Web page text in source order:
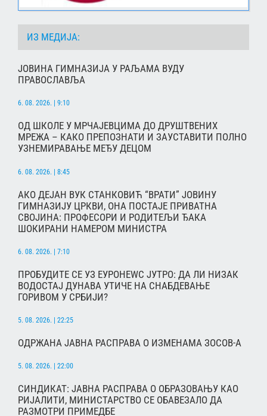
ИЗ МЕДИЈА:
ЈОВИНА ГИМНАЗИЈА У РАЉАМА ВУДУ
ПРАВОСЛАВЉА
6. 08. 2026. | 9:10
ОД ШКОЛЕ У МРЧАЈЕВЦИМА ДО ДРУШТВЕНИХ
МРЕЖА – КАКО ПРЕПОЗНАТИ И ЗАУСТАВИТИ ПОЛНО
УЗНЕМИРАВАЊЕ МЕЂУ ДЕЦОМ
6. 08. 2026. | 8:45
АКО ДЕЈАН ВУК СТАНКОВИЋ “ВРАТИ” ЈОВИНУ
ГИМНАЗИЈУ ЦРКВИ, ОНА ПОСТАЈЕ ПРИВАТНА
СВОЈИНА: ПРОФЕСОРИ И РОДИТЕЉИ ЂАКА
ШОКИРАНИ НАМЕРОМ МИНИСТРА
6. 08. 2026. | 7:10
ПРОБУДИТЕ СЕ УЗ ЕУРОНЕWС ЈУТРО: ДА ЛИ НИЗАК
ВОДОСТАЈ ДУНАВА УТИЧЕ НА СНАБДЕВАЊЕ
ГОРИВОМ У СРБИЈИ?
5. 08. 2026. | 22:25
ОДРЖАНА ЈАВНА РАСПРАВА О ИЗМЕНАМА ЗОСОВ-А
5. 08. 2026. | 22:00
СИНДИКАТ: ЈАВНА РАСПРАВА О ОБРАЗОВАЊУ КАО
РИЈАЛИТИ, МИНИСТАРСТВО СЕ ОБАВЕЗАЛО ДА
РАЗМОТРИ ПРИМЕДБЕ